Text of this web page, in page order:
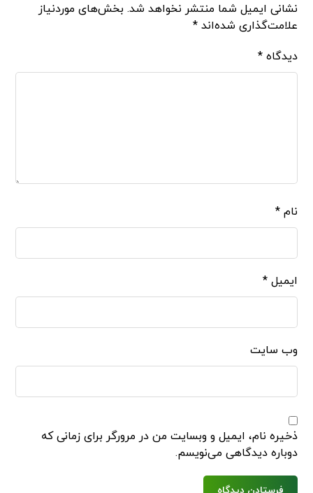
نشانی ایمیل شما منتشر نخواهد شد. بخش‌های موردنیاز
علامت‌گذاری شده‌اند*
دیدگاه*
نام*
ایمیل*
وب‌ سایت
ذخیره نام، ایمیل و وبسایت من در مرورگر برای زمانی که
دوباره دیدگاهی می‌نویسم.